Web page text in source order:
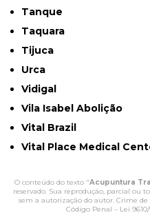
Tanque
Taquara
Tijuca
Urca
Vidigal
Vila Isabel Abolição
Vital Brazil
Vital Place Medical
O conteúdo do texto "Acupuntura
reservado. Sua reprodução, parcial ou
sem a autorização do autor. Crime
Código Penal – Lei